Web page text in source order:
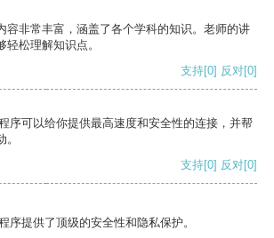
容非常丰富，涵盖了各个学科的知识。老师的讲
松理解知识点。
支持[0] 反对[0]
序可以给你提供最高速度和安全性的连接，并帮
支持[0] 反对[0]
序提供了顶级的安全性和隐私保护。